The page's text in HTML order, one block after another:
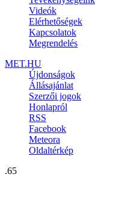
Videók
Elérhetőségek
Kapcsolatok
Megrendelés
MET.HU
Újdonságok
Állásajánlat
Szerzői jogok
Honlapról
RSS
Facebook
Meteora
Oldaltérkép
.65